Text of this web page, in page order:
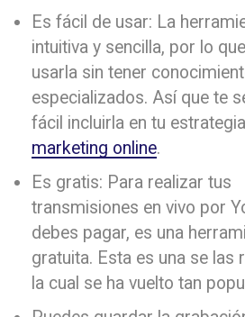
Es fácil de usar: La
intuitiva y sencilla, por lo
usarla sin tener
especializados. Así que te
fácil incluirla en tu
marketing online.
Es gratis: Para realizar tus
transmisiones en vivo por
debes pagar, es una
gratuita. Esta es una se las
la cual se ha vuelto tan